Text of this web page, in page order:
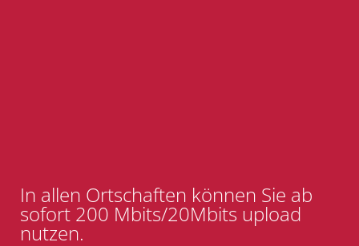
In allen Ortschaften können Sie ab
sofort 200 Mbits/20Mbits upload
nutzen.